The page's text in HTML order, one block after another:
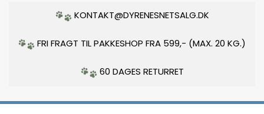
KONTAKT@DYRENESNETSALG.DK
FRI FRAGT TIL PAKKESHOP FRA 599,- (MAX. 20 KG.)
60 DAGES RETURRET